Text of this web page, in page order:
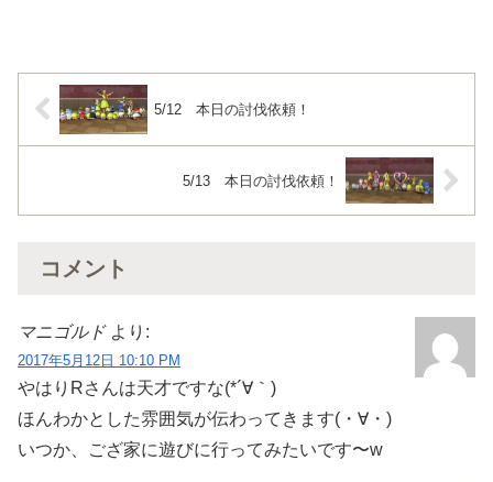
5/12 本日の討伐依頼！
5/13 本日の討伐依頼！
コメント
マニゴルド より:
2017年5月12日 10:10 PM
やはりRさんは天才ですな(*´∀｀)
ほんわかとした雰囲気が伝わってきます(・∀・)
いつか、ござ家に遊びに行ってみたいです〜w